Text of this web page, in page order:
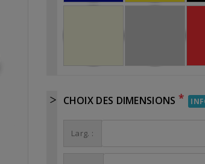
CHOIX DES DIMENSIONS *
Larg. :